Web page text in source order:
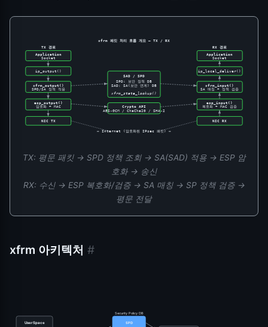
xfrm 패킷 처리 흐름 개요 — TX / RX
TX 경로
Application
Socket
ip_output()
xfrm_output()
SPD/SA 정책 적용
esp_output()
암호화 + MAC
NIC TX
SAD / SPD
SPD: 보안 정책 DB
SAD: SA(보안 연계) DB
xfrm_state_lookup()
Crypto API
AES-GCM / ChaCha20 / SHA-2
↔ Internet (암호화된 IPsec 패킷) ↔
RX 경로
Application
Socket
ip_local_deliver()
xfrm_input()
SA 매칭 + 정책 검증
esp_input()
복호화 + MAC 검증
NIC RX
TX: 평문 패킷 → SPD 정책 조회 → SA(SAD) 적용 → ESP 암
호화 → 송신
RX: 수신 → ESP 복호화/검증 → SA 매칭 → SP 정책 검증 →
평문 전달
xfrm 아키텍처 #
User Space SPD
Security Policy DB